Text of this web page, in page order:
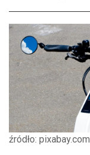
źródło: pixabay.com